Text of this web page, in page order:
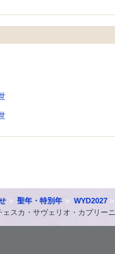
聖年・特別年 WYD2027
スカ・サヴェリオ・カブリーニ